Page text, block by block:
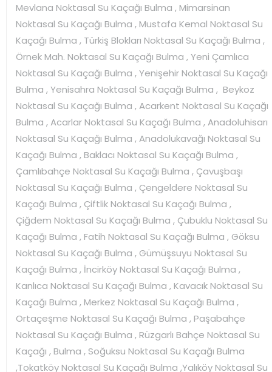
Mevlana Noktasal Su Kaçağı Bulma , Mimarsinan
Noktasal Su Kaçağı Bulma , Mustafa Kemal Noktasal Su
Kaçağı Bulma , Türkiş Blokları Noktasal Su Kaçağı Bulma ,
Örnek Mah. Noktasal Su Kaçağı Bulma , Yeni Çamlıca
Noktasal Su Kaçağı Bulma , Yenişehir Noktasal Su Kaçağı
Bulma , Yenisahra Noktasal Su Kaçağı Bulma , Beykoz
Noktasal Su Kaçağı Bulma , Acarkent Noktasal Su Kaçağı
Bulma , Acarlar Noktasal Su Kaçağı Bulma , Anadoluhisarı
Noktasal Su Kaçağı Bulma , Anadolukavağı Noktasal Su
Kaçağı Bulma , Baklacı Noktasal Su Kaçağı Bulma ,
Çamlıbahçe Noktasal Su Kaçağı Bulma , Çavuşbaşı
Noktasal Su Kaçağı Bulma , Çengeldere Noktasal Su
Kaçağı Bulma , Çiftlik Noktasal Su Kaçağı Bulma ,
Çiğdem Noktasal Su Kaçağı Bulma , Çubuklu Noktasal Su
Kaçağı Bulma , Fatih Noktasal Su Kaçağı Bulma , Göksu
Noktasal Su Kaçağı Bulma , Gümüşsuyu Noktasal Su
Kaçağı Bulma , İncirköy Noktasal Su Kaçağı Bulma ,
Kanlıca Noktasal Su Kaçağı Bulma , Kavacık Noktasal Su
Kaçağı Bulma , Merkez Noktasal Su Kaçağı Bulma ,
Ortaçeşme Noktasal Su Kaçağı Bulma , Paşabahçe
Noktasal Su Kaçağı Bulma , Rüzgarlı Bahçe Noktasal Su
Kaçağı , Bulma , Soğuksu Noktasal Su Kaçağı Bulma
,Tokatköy Noktasal Su Kaçağı Bulma ,Yalıköy Noktasal Su